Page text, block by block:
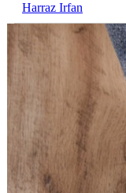
Harraz Irfan